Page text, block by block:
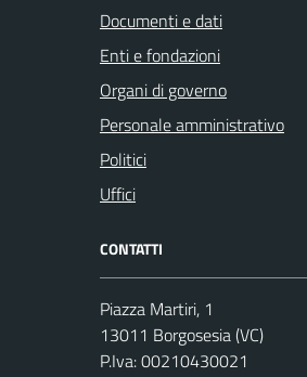
Documenti e dati
Enti e fondazioni
Organi di governo
Personale amministrativo
Politici
Uffici
CONTATTI
Piazza Martiri, 1
13011 Borgosesia (VC)
P.Iva: 00210430021